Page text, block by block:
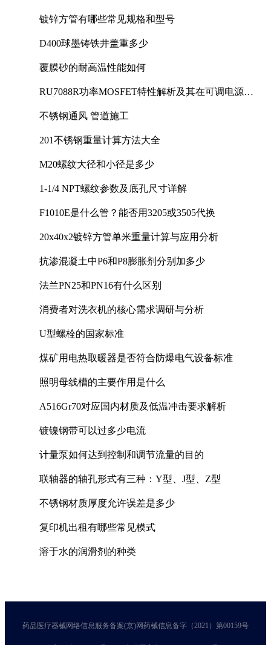
镀锌方管有哪些常见规格和型号
D400球墨铸铁井盖重多少
覆膜砂的耐高温性能如何
RU7088R功率MOSFET特性解析及其在可调电源设
不锈钢通风 管道施工
201不锈钢重量计算方法大全
M20螺纹大径和小径是多少
1-1/4 NPT螺纹参数及底孔尺寸详解
F1010E是什么管？能否用3205或3505代换
20x40x2镀锌方管单米重量计算与应用分析
抗渗混凝土中P6和P8膨胀剂分别加多少
法兰PN25和PN16有什么区别
消费者对洗衣机的核心需求调研与分析
U型螺栓的国家标准
煤矿用电热取暖器是否符合防爆电气设备标准
照明母线槽的主要作用是什么
A516Gr70对应国内材质及低温冲击要求解析
镀镍钢带可以过多少电流
计量泵如何达到控制和调节流量的目的
联轴器的轴孔形式有三种：Y型、J型、Z型
不锈钢材质厚度允许误差是多少
复印机出租有哪些常见模式
溶于水的润滑剂的种类
药品医疗器械网络信息服务备案(京)网药械信息备字（2021）第00159号